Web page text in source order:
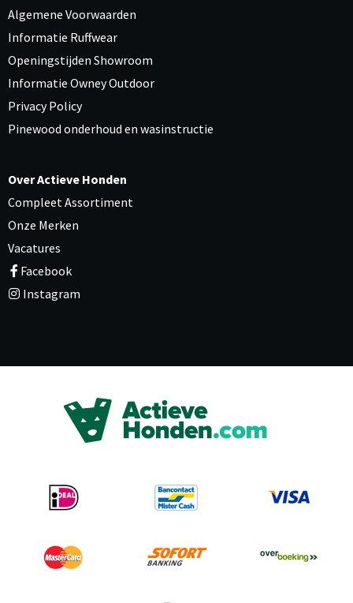
Algemene Voorwaarden
Informatie Ruffwear
Openingstijden Showroom
Informatie Owney Outdoor
Privacy Policy
Pinewood onderhoud en wasinstructie
Over Actieve Honden
Compleet Assortiment
Onze Merken
Vacatures
Facebook
Instagram